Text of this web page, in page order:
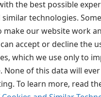
the best possible
similar technologies.
make our website work
accept or decline the
which we use only to
None of this data will
To learn more, read
ப்ரைவசி செட்டிங்
உள்நுழையவும்